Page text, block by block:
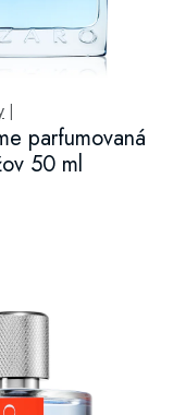
parfumovaná
50 ml